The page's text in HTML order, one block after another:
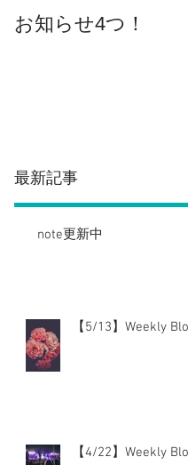
お知らせ4つ！
最新記事
note更新中
【5/13】Weekly
【4/22】Weekly